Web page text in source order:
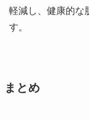
軽減し、健康的な
す。
まとめ